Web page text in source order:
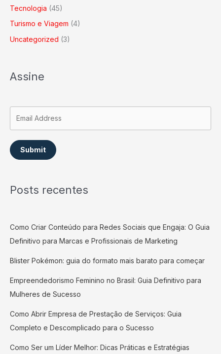
Tecnologia (45)
Turismo e Viagem (4)
Uncategorized (3)
Assine
Submit
Posts recentes
Como Criar Conteúdo para Redes Sociais que Engaja: O Guia
Definitivo para Marcas e Profissionais de Marketing
Blister Pokémon: guia do formato mais barato para começar
Empreendedorismo Feminino no Brasil: Guia Definitivo para
Mulheres de Sucesso
Como Abrir Empresa de Prestação de Serviços: Guia
Completo e Descomplicado para o Sucesso
Como Ser um Líder Melhor: Dicas Práticas e Estratégias